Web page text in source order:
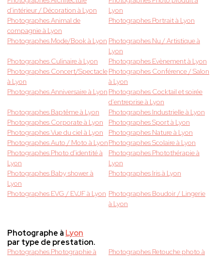
d'intérieur / Décoration à Lyon
Lyon
Photographes Animal de
compagnie à Lyon
Photographes Portrait à Lyon
Photographes Mode/Book à Lyon Photographes Nu / Artistique à
Lyon
Photographes Culinaire à Lyon
Photographes Evènement à Lyon
Photographes Concert/Spectacle
à Lyon
Photographes Conférence / Salon
à Lyon
Photographes Anniversaire à Lyon Photographes Cocktail et soirée
d'entreprise à Lyon
Photographes Baptême à Lyon
Photographes Industrielle à Lyon
Photographes Corporate à Lyon
Photographes Sport à Lyon
Photographes Vue du ciel à Lyon
Photographes Nature à Lyon
Photographes Auto / Moto à LyonPhotographes Scolaire à Lyon
Photographes Photo d'identité à
Lyon
Photographes Photothérapie à
Lyon
Photographes Baby shower à
Lyon
Photographes Iris à Lyon
Photographes EVG / EVJF à Lyon Photographes Boudoir / Lingerie
à Lyon
Photographe à Lyon
par type de prestation.
Photographes Photographie à
Photographes Retouche photo à